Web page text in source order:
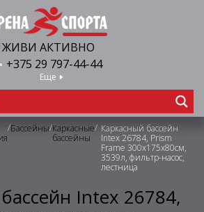
ЖИВИ АКТИВНО
+375 29 797-44-44
Еще
/Бассейны/Каркасные
бассейны
/ Каркасный бассейн
Intex 26784, Prism
Frame 300х175х80см,
3539л, фильтр-насос,
лестница
Intex 26784,